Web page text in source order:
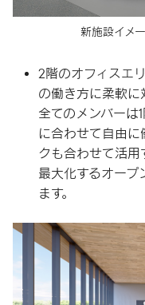
新施設イメ
2階のオフィスエ
の働き方に柔軟に
全てのメンバーは
に合わせて自由
クも合わせて活用
最大化するオープ
ます。